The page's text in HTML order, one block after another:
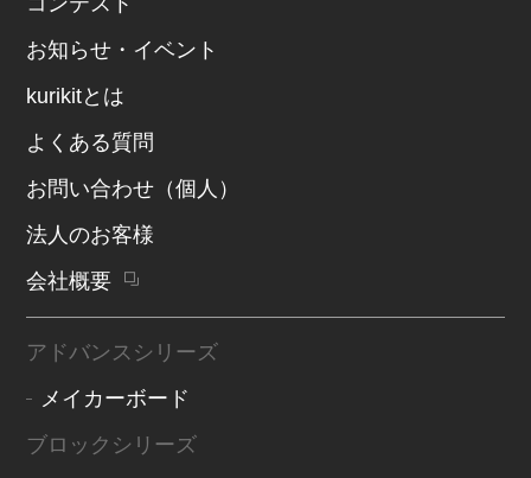
お知らせ・イベント
kurikitとは
よくある質問
お問い合わせ（個人）
法人のお客様
会社概要
アドバンスシリーズ
メイカーボード
ブロックシリーズ